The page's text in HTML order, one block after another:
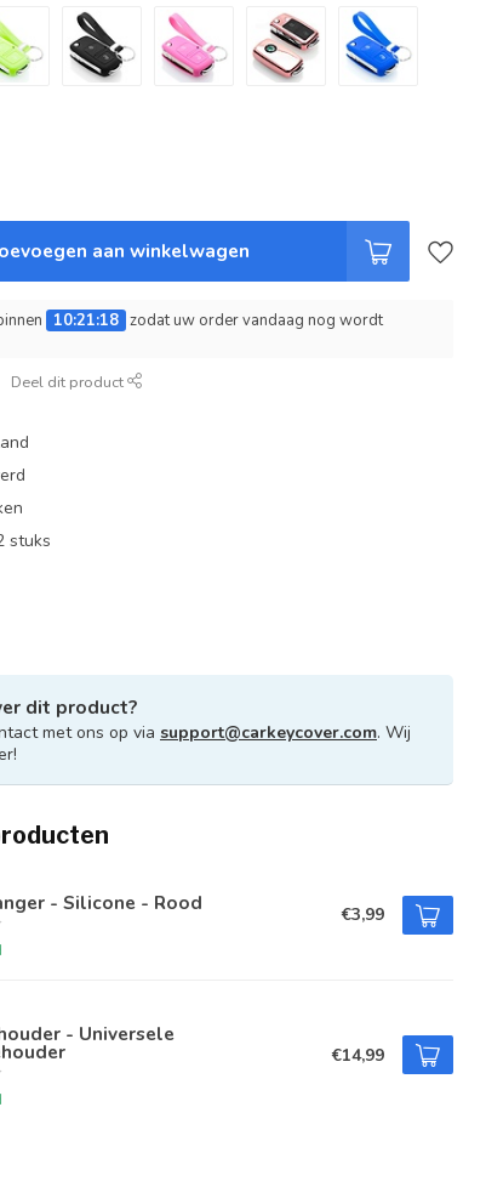
aan winkelwagen
10:21:17 zodat uw order vandaag nog wordt
Deel dit product
stuks
dit product?
met ons op via support@carkeycover.com. Wij
- Silicone - Rood €3,99
- Universele
€14,99